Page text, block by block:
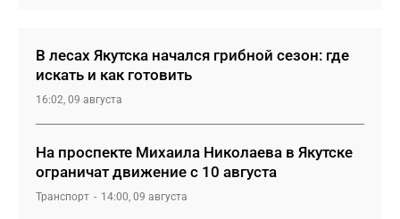
В лесах Якутска начался грибной сезон: где
искать и как готовить
16:02, 09 августа
На проспекте Михаила Николаева в Якутске
ограничат движение с 10 августа
Транспорт 14:00, 09 августа